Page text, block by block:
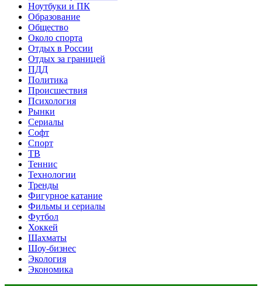
Ноутбуки и ПК
Образование
Общество
Около спорта
Отдых в России
Отдых за границей
ПДД
Политика
Происшествия
Психология
Рынки
Сериалы
Софт
Спорт
ТВ
Теннис
Технологии
Тренды
Фигурное катание
Фильмы и сериалы
Футбол
Хоккей
Шахматы
Шоу-бизнес
Экология
Экономика